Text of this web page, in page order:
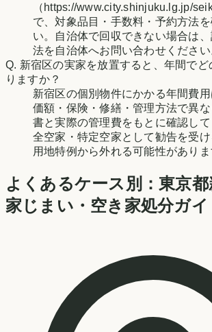
（https://www.city.shinjuku.lg.jp/
で、対象品目・手数料・予約方法
い。自治体で回収できない場合は
法を自治体へお問い合わせください
Q. 新宿区の実家を放置すると、年間でど
りますか？
新宿区の個別物件にかかる年間費
価額・保険・修繕・管理方法で異
書と実際の管理費をもとに確認し
全空家・特定空家として勧告を受
用地特例から外れる可能性がありま
よくあるケース別： 東京都
家じまい・空き家処分ガイ